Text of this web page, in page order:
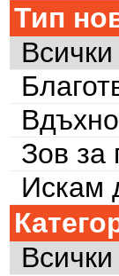
Тип
Всички
Зов
Искам
Всички